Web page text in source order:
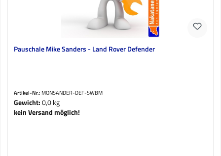
Pauschale Mike Sanders - Land Rover Defender
Artikel-Nr.: MONSANDER-DEF-SWBM
Gewicht:0,0 kg
kein Versand möglich!